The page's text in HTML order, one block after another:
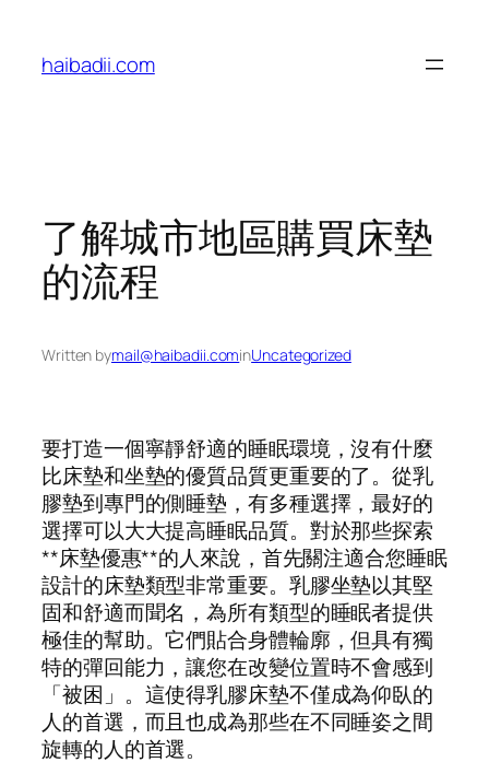
content
haibadii.com
了解城市地區購買床墊
的流程
Written bymail@haibadii.cominUncategorized
要打造一個寧靜舒適的睡眠環境，沒有什麼
比床墊和坐墊的優質品質更重要的了。從乳
膠墊到專門的側睡墊，有多種選擇，最好的
選擇可以大大提高睡眠品質。對於那些探索
**床墊優惠**的人來說，首先關注適合您睡眠
設計的床墊類型非常重要。乳膠坐墊以其堅
固和舒適而聞名，為所有類型的睡眠者提供
極佳的幫助。它們貼合身體輪廓，但具有獨
特的彈回能力，讓您在改變位置時不會感到
「被困」。這使得乳膠床墊不僅成為仰臥的
人的首選，而且也成為那些在不同睡姿之間
旋轉的人的首選。